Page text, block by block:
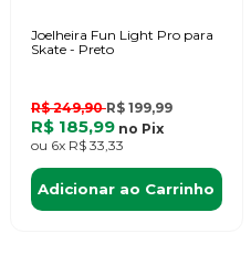
Joelheira Fun Light Pro para
Skate - Preto
R$ 249,90R$ 199,99
R$ 185,99 no Pix
ou 6x R$ 33,33
Adicionar ao Carrinho